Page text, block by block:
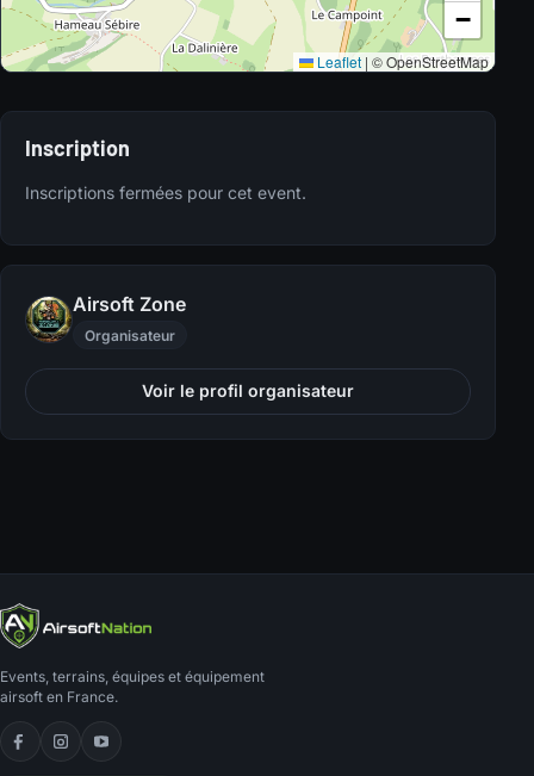
−
Leaflet | © OpenStreetMap
Inscription
Inscriptions fermées pour cet event.
Airsoft Zone
Organisateur
Voir le profil organisateur
Events, terrains, équipes et équipement
airsoft en France.
Facebook
Instagram
YouTube